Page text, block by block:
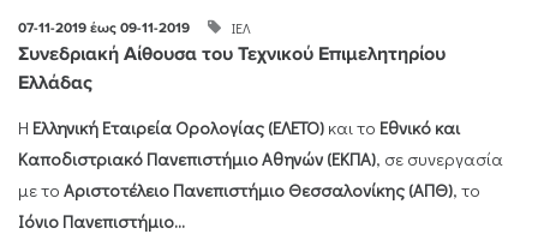
07-11-2019 έως 09-11-2019 ΙΕΛ
Συνεδριακή Αίθουσα του Τεχνικού Επιμελητηρίου
Ελλάδας
Η Ελληνική Εταιρεία Ορολογίας (ΕΛΕΤΟ) και το Εθνικό και
Καποδιστριακό Πανεπιστήμιο Αθηνών (ΕΚΠΑ), σε συνεργασία
με το Αριστοτέλειο Πανεπιστήμιο Θεσσαλονίκης (ΑΠΘ), το
Ιόνιο Πανεπιστήμιο...